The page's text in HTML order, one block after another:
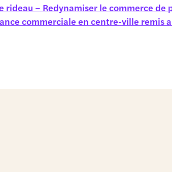
rideau – Redynamiser le commerce
commerciale en centre-ville remis